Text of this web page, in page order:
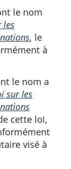
le nom
les
, le
à
le nom a
sur les
cette loi,
visé à